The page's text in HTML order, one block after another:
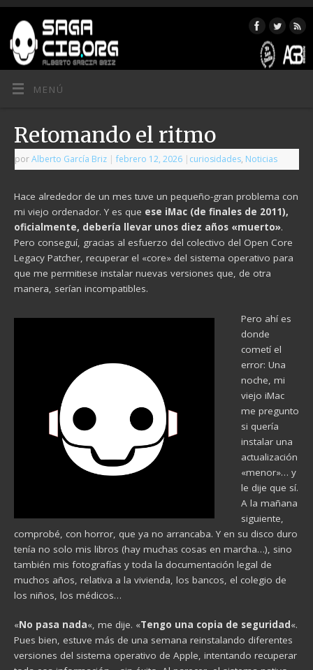
MENÚ
Retomando el ritmo
porAlberto García Briz | febrero 12, 2026 | curiosidades, Noticias
Hace alrededor de un mes tuve un pequeño-gran problema con
mi viejo ordenador. Y es que ese iMac (de finales de 2011),
oficialmente, debería llevar unos diez años «muerto».
Pero conseguí, gracias al esfuerzo del colectivo del Open Core
Legacy Patcher, recuperar el «core» del sistema operativo para
que me permitiese instalar nuevas versiones que, de otra
manera, serían incompatibles.
Pero ahí es
donde
cometí el
error: Una
noche, mi
viejo iMac
me pregunto
si quería
instalar una
actualización
«menor»… y
le dije que sí.
A la mañana
siguiente,
comprobé, con horror, que ya no arrancaba. Y en su disco duro
tenía no solo mis libros (hay muchas cosas en marcha…), sino
también mis fotografías y toda la documentación legal de
muchos años, relativa a la vivienda, los bancos, el colegio de
los niños, los médicos…
«No pasa nada«, me dije. «Tengo una copia de seguridad«.
Pues bien, estuve más de una semana reinstalando diferentes
versiones del sistema operativo de Apple, intentando recuperar